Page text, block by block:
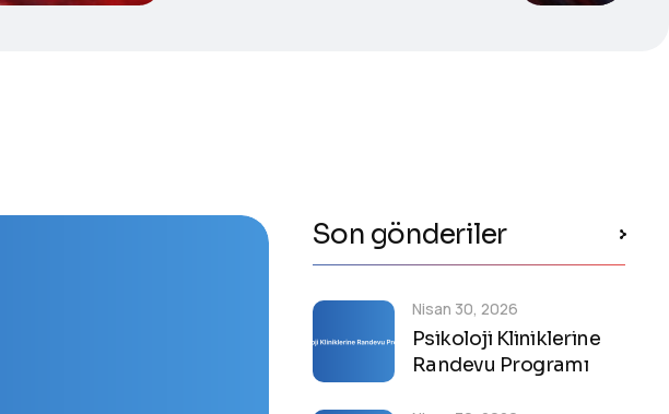
Son gönderiler
Psikoloji Kliniklerine
Randevu Programı
Nisan 30, 2026